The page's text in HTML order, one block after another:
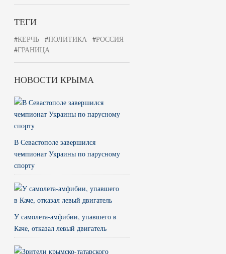
ТЕГИ
#КЕРЧЬ #ПОЛИТИКА #РОССИЯ
#ГРАНИЦА
НОВОСТИ КРЫМА
В Севастополе завершился
чемпионат Украины по парусному
спорту
У самолета-амфибии, упавшего в
Каче, отказал левый двигатель